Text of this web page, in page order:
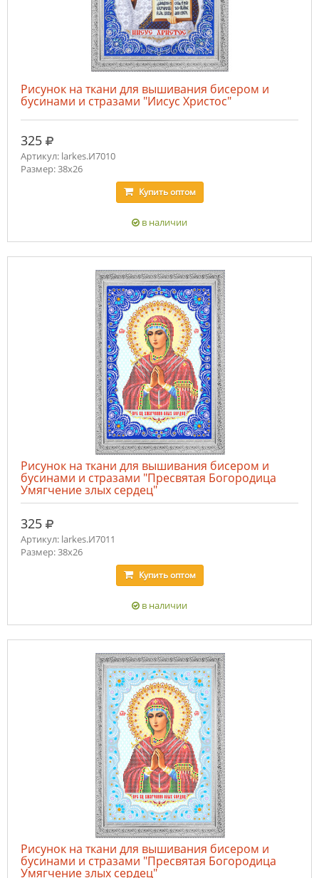
Рисунок на ткани для вышивания бисером и
бусинами и стразами "Иисус Христос"
325 руб.
Артикул: larkes.И7010
Размер: 38х26
Купитьоптом
в наличии
Рисунок на ткани для вышивания бисером и
бусинами и стразами "Пресвятая Богородица
Умягчение злых сердец"
325 руб.
Артикул: larkes.И7011
Размер: 38х26
Купитьоптом
в наличии
Рисунок на ткани для вышивания бисером и
бусинами и стразами "Пресвятая Богородица
Умягчение злых сердец"